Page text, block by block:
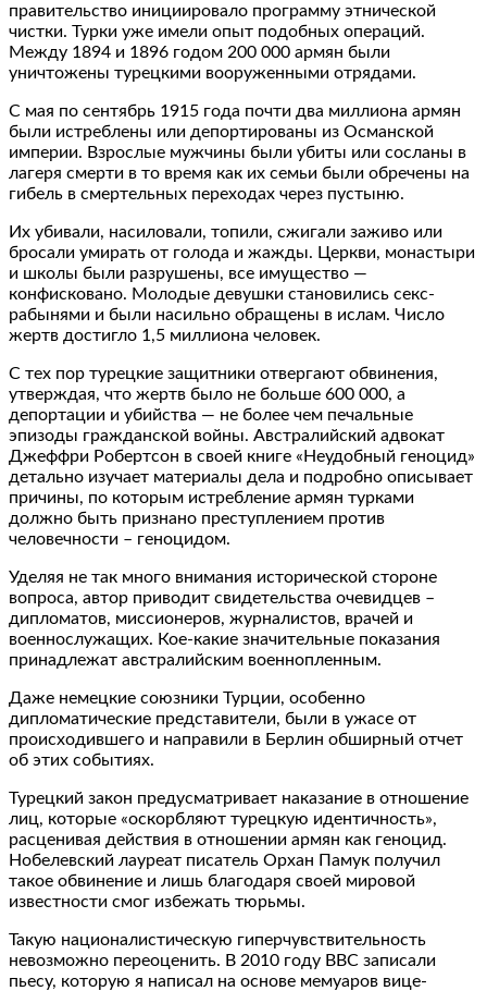
правительство инициировало программу этнической
чистки. Турки уже имели опыт подобных операций.
Между 1894 и 1896 годом 200 000 армян были
уничтожены турецкими вооруженными отрядами.
С мая по сентябрь 1915 года почти два миллиона армян
были истреблены или депортированы из Османской
империи. Взрослые мужчины были убиты или сосланы в
лагеря смерти в то время как их семьи были обречены на
гибель в смертельных переходах через пустыню.
Их убивали, насиловали, топили, сжигали заживо или
бросали умирать от голода и жажды. Церкви, монастыри
и школы были разрушены, все имущество —
конфисковано. Молодые девушки становились секс-
рабынями и были насильно обращены в ислам. Число
жертв достигло 1,5 миллиона человек.
С тех пор турецкие защитники отвергают обвинения,
утверждая, что жертв было не больше 600 000, а
депортации и убийства — не более чем печальные
эпизоды гражданской войны. Австралийский адвокат
Джеффри Робертсон в своей книге «Неудобный геноцид»
детально изучает материалы дела и подробно описывает
причины, по которым истребление армян турками
должно быть признано преступлением против
человечности – геноцидом.
Уделяя не так много внимания исторической стороне
вопроса, автор приводит свидетельства очевидцев –
дипломатов, миссионеров, журналистов, врачей и
военнослужащих. Кое-какие значительные показания
принадлежат австралийским военнопленным.
Даже немецкие союзники Турции, особенно
дипломатические представители, были в ужасе от
происходившего и направили в Берлин обширный отчет
об этих событиях.
Турецкий закон предусматривает наказание в отношение
лиц, которые «оскорбляют турецкую идентичность»,
расценивая действия в отношении армян как геноцид.
Нобелевский лауреат писатель Орхан Памук получил
такое обвинение и лишь благодаря своей мировой
известности смог избежать тюрьмы.
Такую националистическую гиперчувствительность
невозможно переоценить. В 2010 году BBC записали
пьесу, которую я написал на основе мемуаров вице-